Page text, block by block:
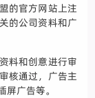
的官方网站上注
的公司资料和广
料和创意进行审
核通过，广告主
广告等。